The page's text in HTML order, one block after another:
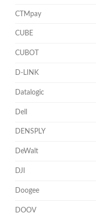
CTMpay
CUBE
CUBOT
D-LINK
Datalogic
Dell
DENSPLY
DeWalt
DJI
Doogee
DOOV